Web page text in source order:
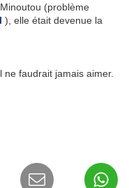
(problème
), elle était devenue la
faudrait jamais aimer.